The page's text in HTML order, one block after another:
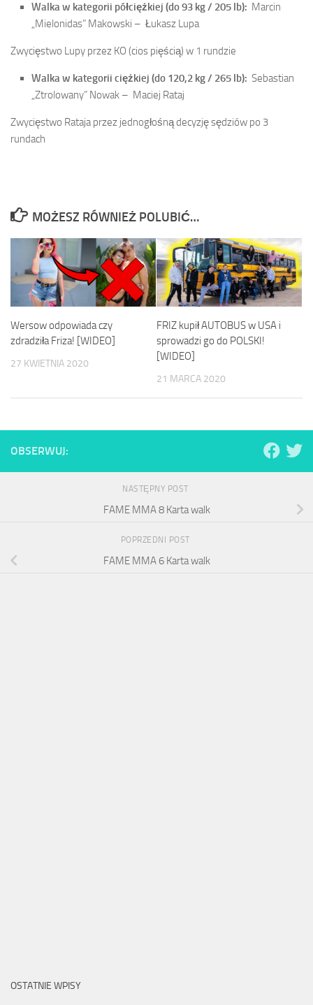
Walka w kategorii półciężkiej (do 93 kg / 205 lb): Marcin
„Mielonidas” Makowski – Łukasz Lupa
Zwycięstwo Lupy przez KO (cios pięścią) w 1 rundzie
Walka w kategorii ciężkiej (do 120,2 kg / 265 lb): Sebastian
„Ztrolowany” Nowak – Maciej Rataj
Zwycięstwo Rataja przez jednogłośną decyzję sędziów po 3
rundach
MOŻESZ RÓWNIEŻ POLUBIĆ…
Wersow odpowiada czy
zdradziła Friza! [WIDEO]
27 KWIETNIA 2020
FRIZ kupił AUTOBUS w USA i
sprowadzi go do POLSKI!
[WIDEO]
21 MARCA 2020
OBSERWUJ:
NASTĘPNY POST
FAME MMA 8 Karta walk
POPRZEDNI POST
FAME MMA 6 Karta walk
OSTATNIE WPISY